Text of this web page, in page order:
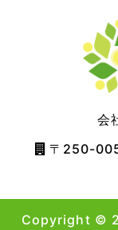
会
〒250-
Copyright ©